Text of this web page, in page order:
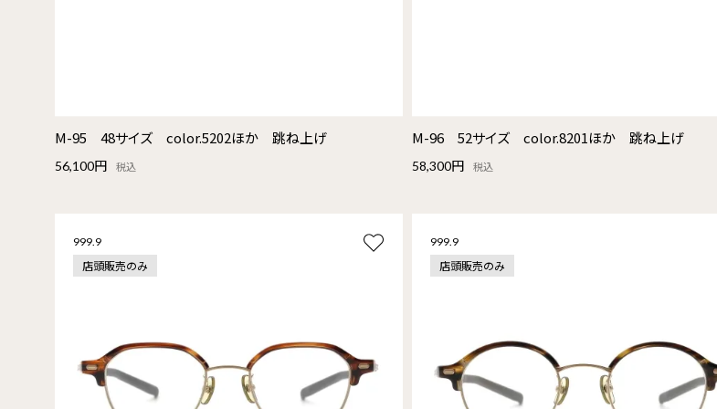
M-95 48サイズ color.5202ほか 跳ね上げ
56,100円 税込
M-96 52サイズ color.8201ほか 跳ね上げ
58,300円 税込
999.9
店頭販売のみ
999.9
店頭販売のみ